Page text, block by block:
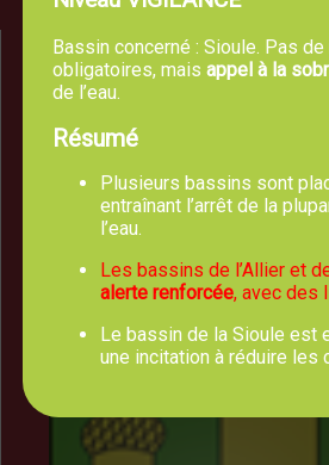
Horaires d'Ouverture
Lundi, mercredi, jeudi et vendredi :
8h00 - 12h30
Bassin concerné : Sioule. Pas
obligatoires, mais appel à la
de l’eau.
Résumé
Plusieurs bassins sont
entraînant l’arrêt de la
l’eau.
Les bassins de l’Allier et
alerte renforcée, avec des
Le bassin de la Sioule est
une incitation à réduire les